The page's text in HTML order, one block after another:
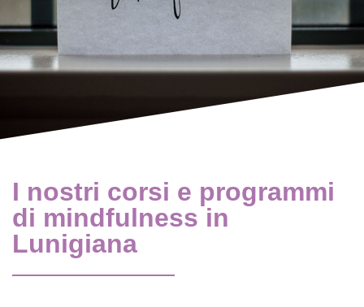
I nostri corsi e programmi
di mindfulness in
Lunigiana